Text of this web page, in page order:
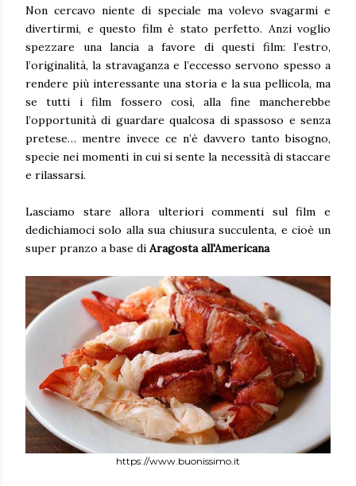
Non cercavo niente di speciale ma volevo svagarmi e
divertirmi, e questo film è stato perfetto. Anzi voglio
spezzare una lancia a favore di questi film: l’estro,
l’originalità, la stravaganza e l’eccesso servono spesso a
rendere più interessante una storia e la sua pellicola, ma
se tutti i film fossero così, alla fine mancherebbe
l’opportunità di guardare qualcosa di spassoso e senza
pretese… mentre invece ce n’è davvero tanto bisogno,
specie nei momenti in cui si sente la necessità di staccare
e rilassarsi.
Lasciamo stare allora ulteriori commenti sul film e
dedichiamoci solo alla sua chiusura succulenta, e cioè un
super pranzo a base di Aragosta all'Americana
https://www.buonissimo.it